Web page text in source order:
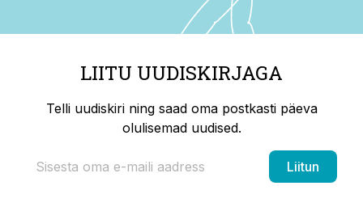
LIITU UUDISKIRJAGA
Telli uudiskiri ning saad oma postkasti päeva
olulisemad uudised.
Liitun